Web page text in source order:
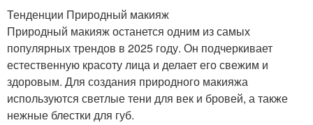
Тенденции Природный макияж
Природный макияж останется одним из самых
популярных трендов в 2025 году. Он подчеркивает
естественную красоту лица и делает его свежим и
здоровым. Для создания природного макияжа
используются светлые тени для век и бровей, а также
нежные блестки для губ.